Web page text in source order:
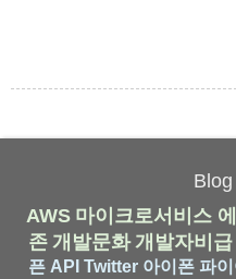
AWS 마이크로서비스
존 개발문화 개발자비급
픈 API Twitter 아이폰 파